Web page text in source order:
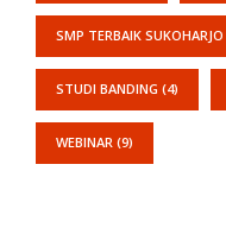
SMP TERBAIK SUKOHARJO
STUDI BANDING (4)
WEBINAR (9)